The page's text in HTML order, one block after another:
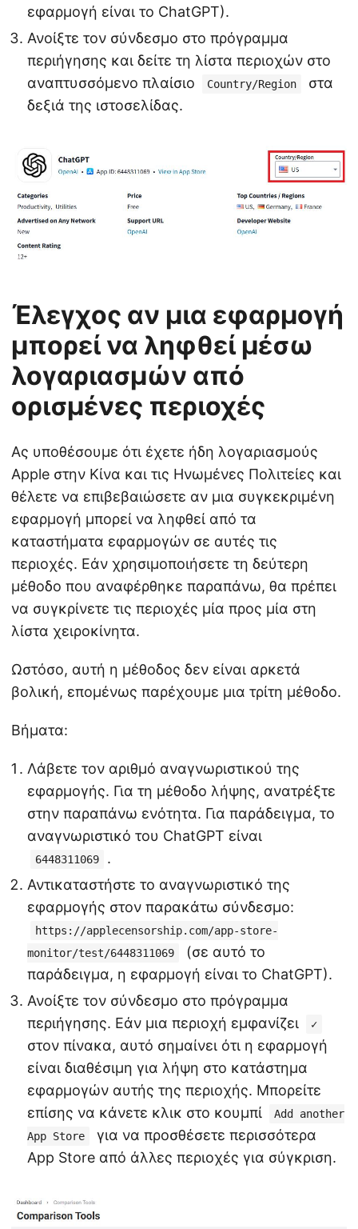
εφαρμογή είναι το ChatGPT).
Ανοίξτε τον σύνδεσμο στο πρόγραμμα
περιήγησης και δείτε τη λίστα περιοχών στο
αναπτυσσόμενο πλαίσιο
Country/Region
στα
δεξιά της ιστοσελίδας.
Έλεγχος αν μια εφαρμογή
μπορεί να ληφθεί μέσω
λογαριασμών από
ορισμένες περιοχές
Ας υποθέσουμε ότι έχετε ήδη λογαριασμούς
Apple στην Κίνα και τις Ηνωμένες Πολιτείες και
θέλετε να επιβεβαιώσετε αν μια συγκεκριμένη
εφαρμογή μπορεί να ληφθεί από τα
καταστήματα εφαρμογών σε αυτές τις
περιοχές. Εάν χρησιμοποιήσετε τη δεύτερη
μέθοδο που αναφέρθηκε παραπάνω, θα πρέπει
να συγκρίνετε τις περιοχές μία προς μία στη
λίστα χειροκίνητα.
Ωστόσο, αυτή η μέθοδος δεν είναι αρκετά
βολική, επομένως παρέχουμε μια τρίτη μέθοδο.
Βήματα:
Λάβετε τον αριθμό αναγνωριστικού της
εφαρμογής. Για τη μέθοδο λήψης, ανατρέξτε
στην παραπάνω ενότητα. Για παράδειγμα, το
αναγνωριστικό του ChatGPT είναι
6448311069
.
Αντικαταστήστε το αναγνωριστικό της
εφαρμογής στον παρακάτω σύνδεσμο:
https://applecensorship.com/app-store-
monitor/test/6448311069
(σε αυτό το
παράδειγμα, η εφαρμογή είναι το ChatGPT).
Ανοίξτε τον σύνδεσμο στο πρόγραμμα
περιήγησης. Εάν μια περιοχή εμφανίζει
✓
στον πίνακα, αυτό σημαίνει ότι η εφαρμογή
είναι διαθέσιμη για λήψη στο κατάστημα
εφαρμογών αυτής της περιοχής. Μπορείτε
επίσης να κάνετε κλικ στο κουμπί
Add another
App Store
για να προσθέσετε περισσότερα
App Store από άλλες περιοχές για σύγκριση.